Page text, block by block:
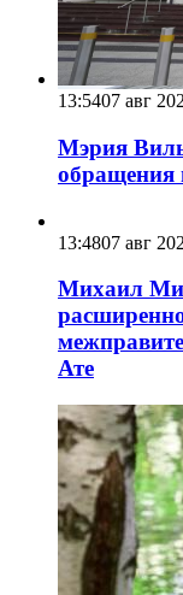
13:5407 авг
Мэрия
обращения
13:4807 авг
Михаил
Ате